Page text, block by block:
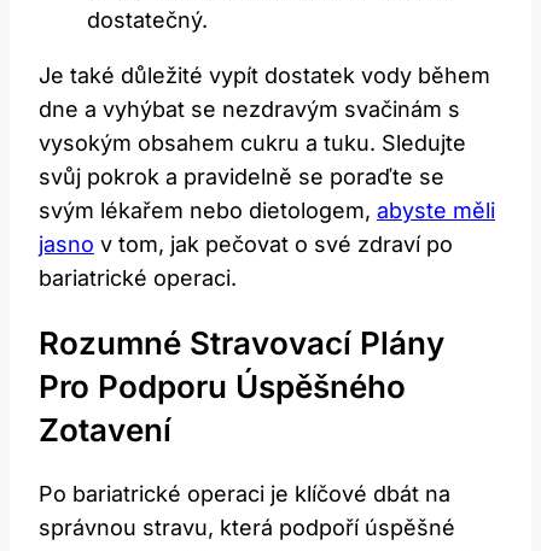
dostatečný.
Je ‍také důležité vypít dostatek vody během
dne a vyhýbat se ⁤nezdravým svačinám s
vysokým obsahem cukru ‌a tuku. Sledujte⁣
svůj pokrok a pravidelně se poraďte ⁣se
svým lékařem nebo dietologem, abyste ⁤měli
jasno v tom, jak pečovat o své zdraví ‌po
bariatrické operaci.
Rozumné Stravovací Plány
Pro Podporu Úspěšného
Zotavení
Po bariatrické operaci je klíčové dbát‍ na
správnou stravu, která podpoří úspěšné